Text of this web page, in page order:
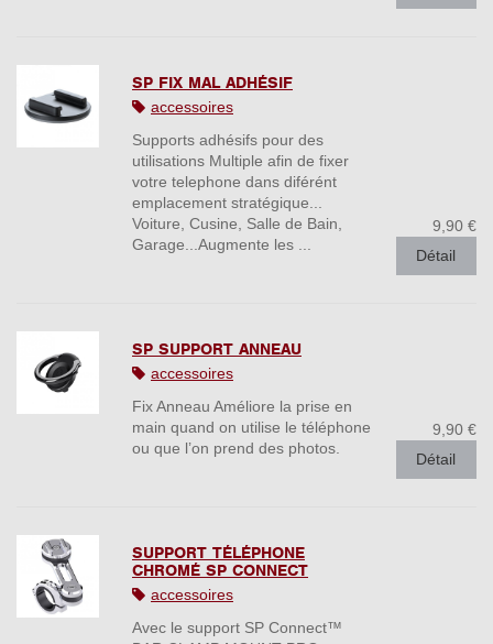
SP FIX MAL ADHÉSIF
accessoires
Supports adhésifs pour des
utilisations Multiple afin de fixer
votre telephone dans diférént
emplacement stratégique...
Voiture, Cusine, Salle de Bain,
Garage...Augmente les ...
9,90 €
Détail
SP SUPPORT ANNEAU
accessoires
Fix Anneau Améliore la prise en
main quand on utilise le téléphone
ou que l’on prend des photos.
9,90 €
Détail
SUPPORT TÉLÉPHONE
CHROMÉ SP CONNECT
accessoires
Avec le support SP Connect™